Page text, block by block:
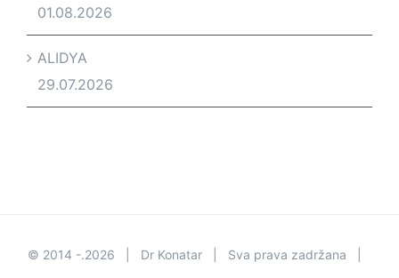
01.08.2026
ALIDYA
29.07.2026
© 2014 -.2026 | Dr Konatar | Sva prava zadržana |